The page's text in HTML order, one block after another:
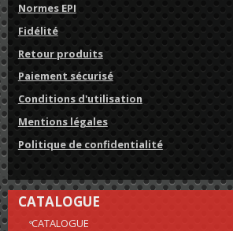
Normes EPI
Fidélité
Retour produits
Paiement sécurisé
Conditions d'utilisation
Mentions légales
Politique de confidentialité
CATALOGUE
CATALOGUE